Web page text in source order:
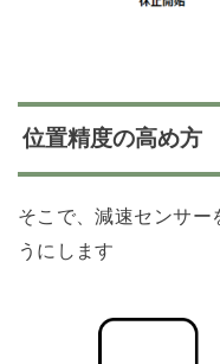
位置精度の高め方
そこで、減速センサー
うにします